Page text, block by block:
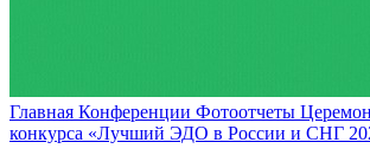
Главная Конференции Фотоотчеты
конкурса «Лучший ЭДО в России и СНГ